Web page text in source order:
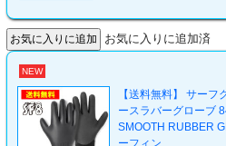
お気に入りに追加済
NEW
【送料無料】 サー
ースラバーグローブ
SMOOTH RUBBER
ーフィン